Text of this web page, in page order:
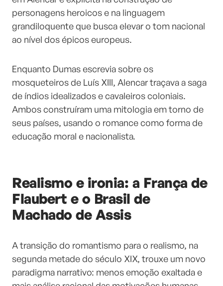
personagens heroicos e na linguagem
grandiloquente que busca elevar o tom nacional
ao nível dos épicos europeus.
Enquanto Dumas escrevia sobre os
mosqueteiros de Luís XIII, Alencar traçava a saga
de índios idealizados e cavaleiros coloniais.
Ambos construíram uma mitologia em torno de
seus países, usando o romance como forma de
educação moral e nacionalista.
Realismo e ironia: a França de
Flaubert e o Brasil de
Machado de Assis
A transição do romantismo para o realismo, na
segunda metade do século XIX, trouxe um novo
paradigma narrativo: menos emoção exaltada e